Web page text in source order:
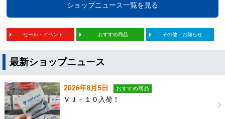
ショップニュース一覧を見る
セール・イベント おすすめ商品 その他・お知らせ
最新ショップニュース
2026年8月5日 おすすめ商品
ＶＪ－１０入荷！